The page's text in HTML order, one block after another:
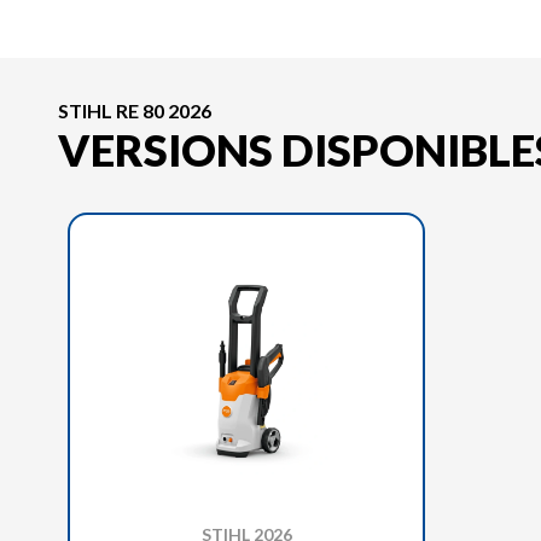
STIHL RE 80 2026
VERSIONS
STIHL 2026